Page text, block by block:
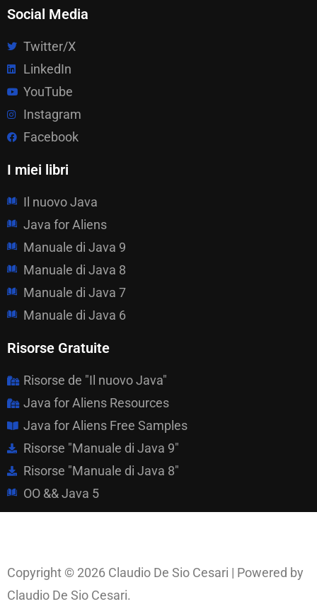
Social Media
Twitter/X
LinkedIn
YouTube
Instagram
Facebook
I miei libri
Il nuovo Java
Java for Aliens
Manuale di Java 9
Manuale di Java 8
Manuale di Java 7
Manuale di Java 6
Risorse Gratuite
Risorse de "Il nuovo Java"
Java for Aliens Resources
Java for Aliens Free Samples
Risorse "Manuale di Java 9"
Risorse "Manuale di Java 8"
OO && Java 5
Copyright © 2026 Claudio De Sio Cesari | Powered by
Claudio De Sio Cesari.